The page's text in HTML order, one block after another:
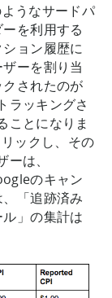
うなサードパ
を利用する
ョン履歴に
ーを割り当
されたのが
ラッキングさ
ことになりま
ックし、その
は、
のキャン
「追跡済み
」の集計は